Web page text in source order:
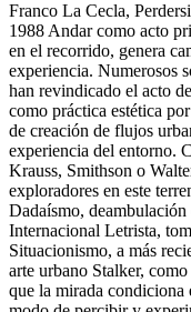
Franco La Cecla,
1988 Andar como acto
en el recorrido, genera
experiencia. Numerosos
han revindicado el acto
como práctica estética
de creación de flujos
experiencia del entorno.
Krauss, Smithson o
exploradores en este
Dadaísmo,
Internacional Letrista,
Situacionismo, a más
arte urbano Stalker,
que la mirada condiciona